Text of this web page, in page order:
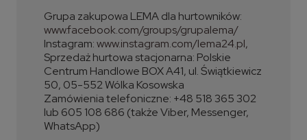
Grupa zakupowa LEMA dla hurtowników:
www.facebook.com/groups/grupalema/
Instagram:www.instagram.com/lema24.pl,
Sprzedaż hurtowa stacjonarna: Polskie
Centrum Handlowe BOX A41, ul. Świątkiewicz
50, 05-552 Wólka Kosowska
Zamówienia telefoniczne: +48 518 365 302
lub 605 108 686 (także Viber, Messenger,
WhatsApp)